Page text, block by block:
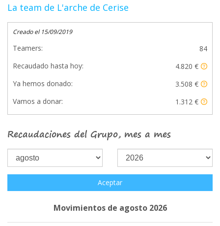
La team de L'arche de Cerise
Creado el 15/09/2019
Teamers:
84
Recaudado hasta hoy:
4.820 €
Ya hemos donado:
3.508 €
Vamos a donar:
1.312 €
Recaudaciones del Grupo, mes a mes
Aceptar
Movimientos de agosto 2026